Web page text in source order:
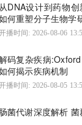
从DNA设计到药物
何重塑分子生物学
播时间: 2026-08-06
码复杂疾病
何揭示疾病机制
播时间: 2026-08-05
肠菌代谢深度解析